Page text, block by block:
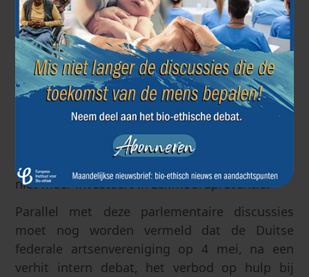
van zwakte een eind aan hun leven willen
maken, in staat stellen dit in een korte tijd te
doen, en dat met de hulp van de samenleving.
Als hulp bij zelfdoding die snelle, doeltreffende
en goedkope oplossing blijkt te zijn, hoe staan
we dan tegenover het vele werk dat wordt
helpen voorkomen? Zou het toestaan van hulp
bij zelfdoding er niet toe leiden dat de overheid
niet meer investeert in zelfmoordpreventie?
Parallel met deze parlementaire discussies
moet nog worden vermeld dat de Duitse
federale artsenvereniging op 4 mei, na een
verhit intern debat, het verbod op hulp bij